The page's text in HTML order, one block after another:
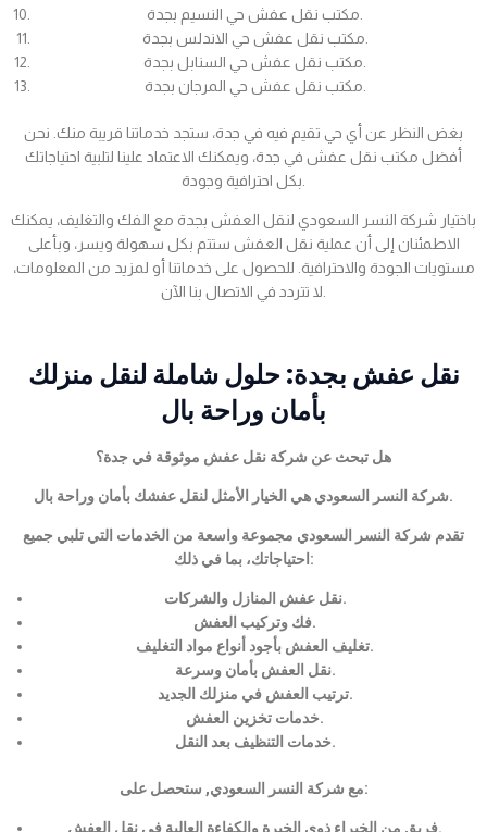
بغض النظر عن أي حي تقيم فيه في جدة، ستجد خدماتنا قريبة منك. نحن
أفضل مكتب نقل عفش في جدة، ويمكنك الاعتماد علينا لتلبية احتياجاتك
باختيار شركة النسر السعودي لنقل العفش بجدة مع الفك والتغليف، يمكنك
الاطمئنان إلى أن عملية نقل العفش ستتم بكل سهولة ويسر، وبأعلى
مستويات الجودة والاحترافية. للحصول على خدماتنا أو لمزيد من المعلومات،
نقل عفش بجدة: حلول شاملة لنقل منزلك
بأمان وراحة بال
هل تبحث عن شركة نقل عفش موثوقة في جدة؟
شركة النسر السعودي هي الخيار الأمثل لنقل عفشك بأمان وراحة بال.
تقدم شركة النسر السعودي مجموعة واسعة من الخدمات التي تلبي جميع
احتياجاتك، بما في ذلك:
نقل عفش المنازل والشركات.
فك وتركيب العفش.
تغليف العفش بأجود أنواع مواد التغليف.
نقل العفش بأمان وسرعة.
ترتيب العفش في منزلك الجديد.
خدمات تخزين العفش.
خدمات التنظيف بعد النقل.
مع شركة النسر السعودي, ستحصل على:
فريق من الخبراء ذوي الخبرة والكفاءة العالية في نقل العفش.